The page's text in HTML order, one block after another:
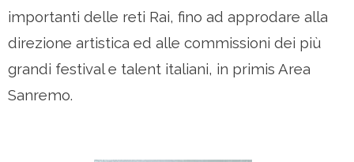
importanti delle reti Rai, fino ad approdare alla
direzione artistica ed alle commissioni dei più
grandi festival e talent italiani, in primis Area
Sanremo.